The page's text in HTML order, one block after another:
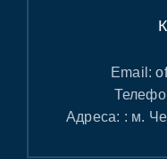
Email:
Адреса: : м.